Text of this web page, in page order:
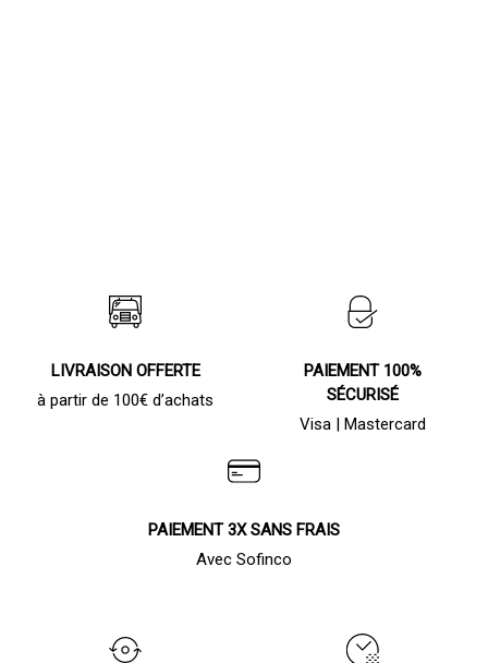
LIVRAISON OFFERTE
à partir de 100€ d’achats
PAIEMENT 100%
SÉCURISÉ
Visa | Mastercard
PAIEMENT 3X SANS FRAIS
Avec Sofinco